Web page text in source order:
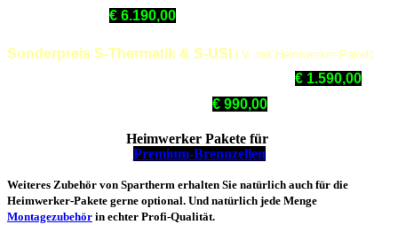
€ 6.190,00
Sonderpreis S-Thermatik & S-USI i.V. mit Heimwerker-Paket:
€ 1.590,00
€ 990,00
Heimwerker Pakete für
Premium-Brennzellen
Weiteres Zubehör von Spartherm erhalten Sie natürlich auch für die
Heimwerker-Pakete gerne optional. Und natürlich jede Menge
Montagezubehör in echter Profi-Qualität.